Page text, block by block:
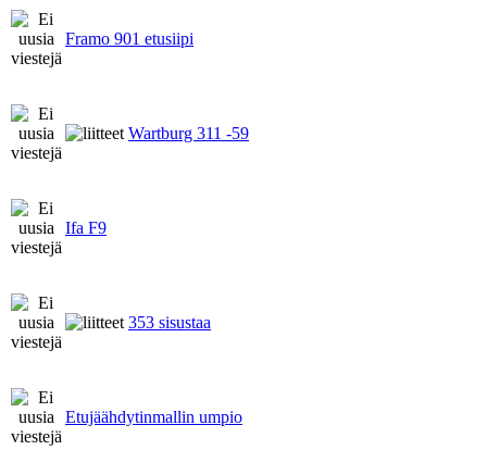
Framo 901 etusiipi
Wartburg 311 -59
Ifa F9
353 sisustaa
Etujäähdytinmallin umpio